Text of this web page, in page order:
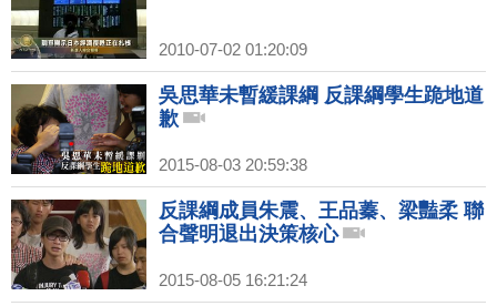
2010-07-02 01:20:09
吳思華未暫緩課綱 反課綱學生跪地道
歉
2015-08-03 20:59:38
反課綱成員朱震、王品蓁、梁豔柔 聯
合聲明退出決策核心
2015-08-05 16:21:24